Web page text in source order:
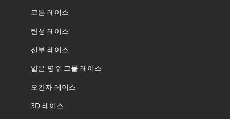
코튼 레이스
탄성 레이스
신부 레이스
얇은 명주 그물 레이스
오간자 레이스
3D 레이스